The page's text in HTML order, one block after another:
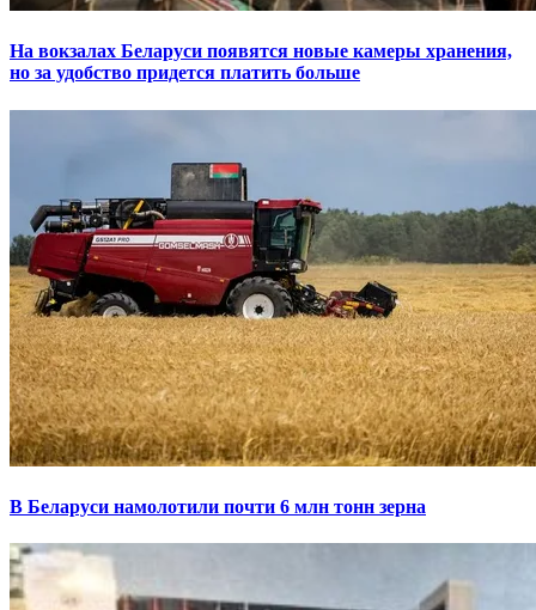
На вокзалах Беларуси появятся новые камеры хранения,
но за удобство придется платить больше
В Беларуси намолотили почти 6 млн тонн зерна